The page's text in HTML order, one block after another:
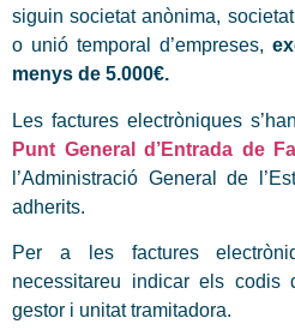
siguin societat anònima,
o unió temporal d’empreses,
menys de 5.000€.
Les factures electròniques
Punt General d’Entrada de
l’Administració General de
adherits.
Per a les factures
necessitareu indicar els codis
gestor i unitat tramitadora.